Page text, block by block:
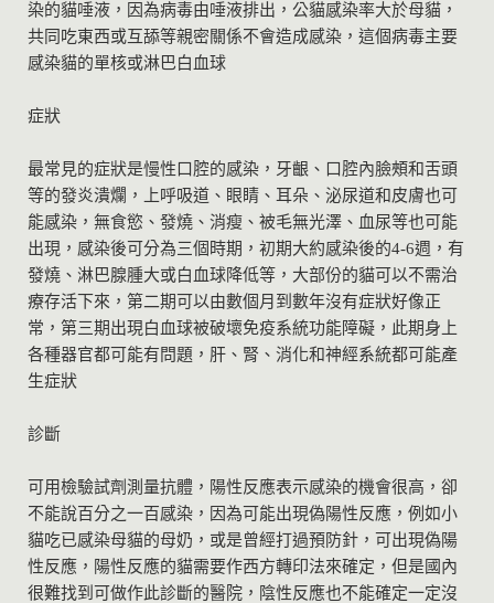
染的貓唾液，因為病毒由唾液排出，公貓感染率大於母貓，
共同吃東西或互舔等親密關係不會造成感染，這個病毒主要
感染貓的單核或淋巴白血球
症狀
最常見的症狀是慢性口腔的感染，牙齦、口腔內臉頰和舌頭
等的發炎潰爛，上呼吸道、眼睛、耳朵、泌尿道和皮膚也可
能感染，無食慾、發燒、消瘦、被毛無光澤、血尿等也可能
出現，感染後可分為三個時期，初期大約感染後的4-6週，有
發燒、淋巴腺腫大或白血球降低等，大部份的貓可以不需治
療存活下來，第二期可以由數個月到數年沒有症狀好像正
常，第三期出現白血球被破壞免疫系統功能障礙，此期身上
各種器官都可能有問題，肝、腎、消化和神經系統都可能產
生症狀
診斷
可用檢驗試劑測量抗體，陽性反應表示感染的機會很高，卻
不能說百分之一百感染，因為可能出現偽陽性反應，例如小
貓吃已感染母貓的母奶，或是曾經打過預防針，可出現偽陽
性反應，陽性反應的貓需要作西方轉印法來確定，但是國內
很難找到可做作此診斷的醫院，陰性反應也不能確定一定沒